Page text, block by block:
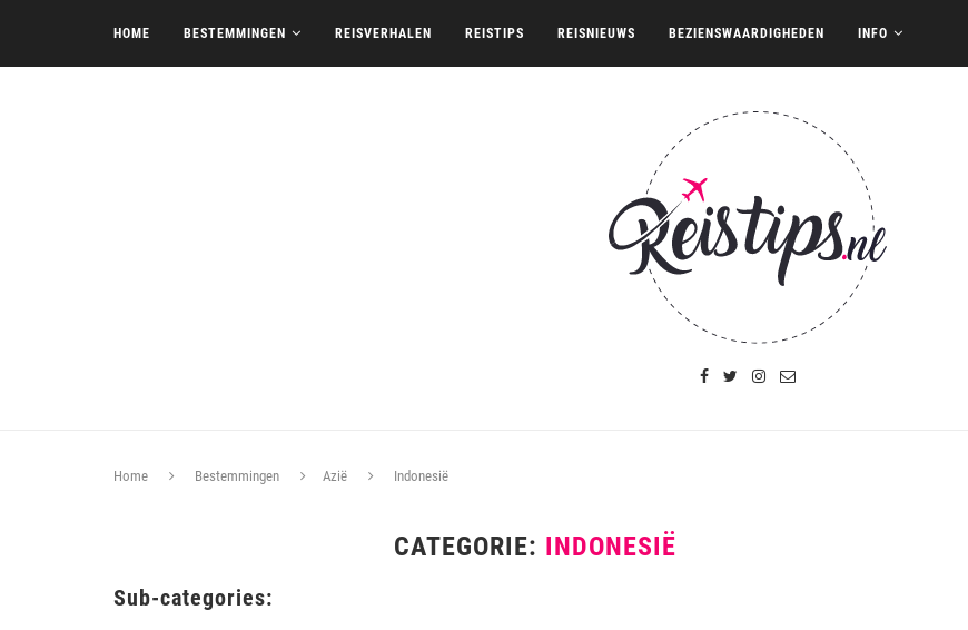
HOME BESTEMMINGEN REISVERHALEN REISTIPS REISNIEUWS BEZIENSWAARDIGHEDEN INFO
Home Bestemmingen Azië Indonesië
CATEGORIE: INDONESIË
Sub-categories: